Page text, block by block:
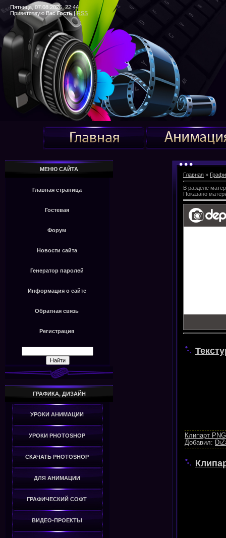
Пятница, 07.08.2026, 22:44
Приветствую Вас Гость|RSS
МЕНЮ САЙТА
Главная страница
Гостевая
Форум
Новости сайта
Генератор паролей
Информация о сайте
Обратная связь
Регистрация
ГРАФИКА, ДИЗАЙН
УРОКИ АНИМАЦИИ
УРОКИ PHOTOSHOP
СКАЧАТЬ PHOTOSHOP
ДЛЯ АНИМАЦИИ
ГРАФИЧЕСКИЙ СОФТ
ВИДЕО-ПРОЕКТЫ
Главная »
В разделе
Показано
Клипарт
Добавил: